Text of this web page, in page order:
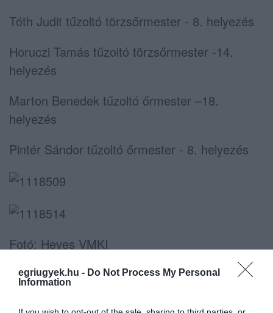
egriugyek.hu - Do Not Process My Personal
Information
Tóth Judit tűzoltó törzsőrmester - 8. helyezés
Horuczi Tamás tűzoltó törzsőrmester -14.
helyezés
Marton Benedek tűzoltó őrmester –18.
helyezés
Pintér Sándor tűzoltó őrmester - 8. helyezés
Fotó: Heves VMKI